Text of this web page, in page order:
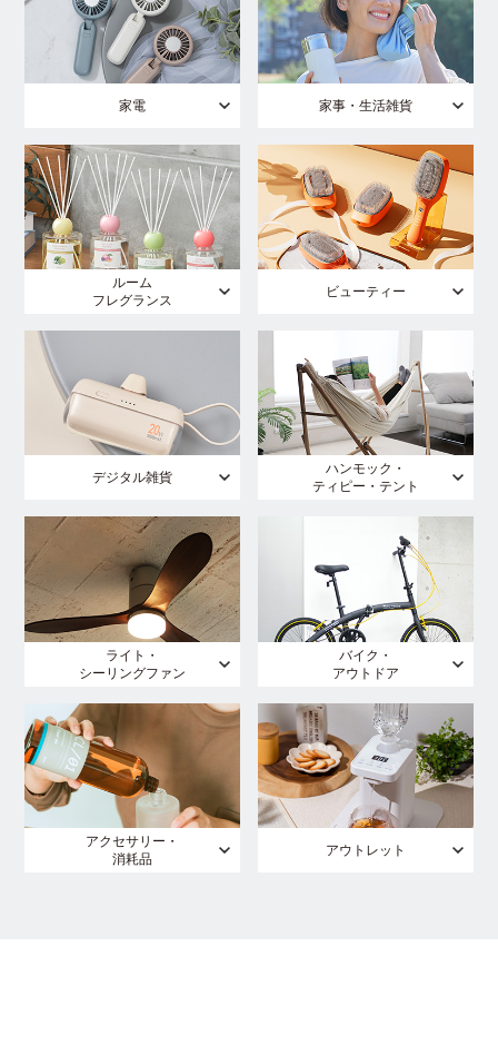
家電 家事・生活雑貨
ルーム
フレグランス
ビューティー
デジタル雑貨
ハンモック・
ティピー・テント
ライト・
シーリングファン
バイク・
アウトドア
アクセサリー・
消耗品
アウトレット